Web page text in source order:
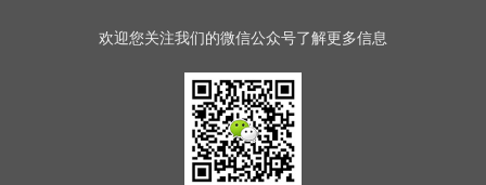
欢迎您关注我们的微信公众号了解更多信息